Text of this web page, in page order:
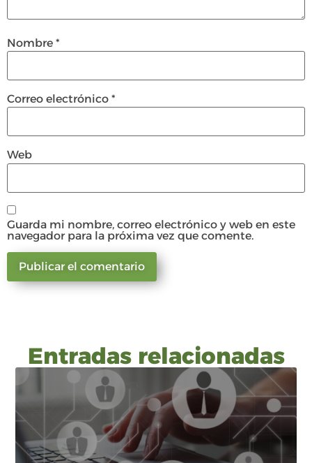
Nombre *
Correo electrónico *
Web
Guarda mi nombre, correo electrónico y web en este
navegador para la próxima vez que comente.
Entradas relacionadas